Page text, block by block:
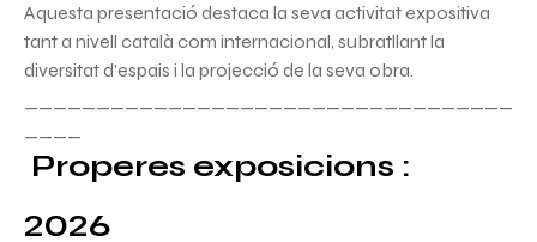
Aquesta presentació destaca la seva activitat expositiva
tant a nivell català com internacional, subratllant la
diversitat d’espais i la projecció de la seva obra.
Properes exposicions :
2026